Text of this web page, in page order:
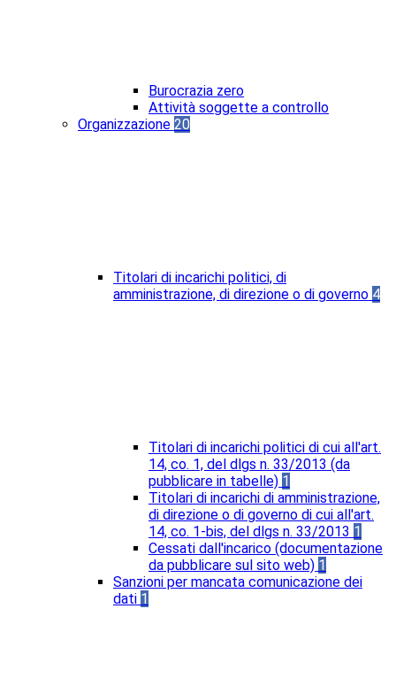
Burocrazia zero
Attività soggette a controllo
Organizzazione 20
Titolari di incarichi politici, di
amministrazione, di direzione o di governo 4
Titolari di incarichi politici di cui all'art.
14, co. 1, del dlgs n. 33/2013 (da
pubblicare in tabelle) 1
Titolari di incarichi di amministrazione,
di direzione o di governo di cui all'art.
14, co. 1-bis, del dlgs n. 33/2013 1
Cessati dall'incarico (documentazione
da pubblicare sul sito web) 1
Sanzioni per mancata comunicazione dei
dati 1